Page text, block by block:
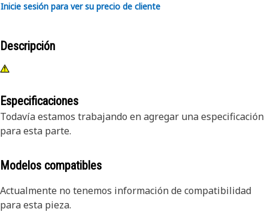
Inicie sesión para ver su precio de cliente
Descripción
Especificaciones
Todavía estamos trabajando en agregar una especificación
para esta parte.
Modelos compatibles
Actualmente no tenemos información de compatibilidad
para esta pieza.